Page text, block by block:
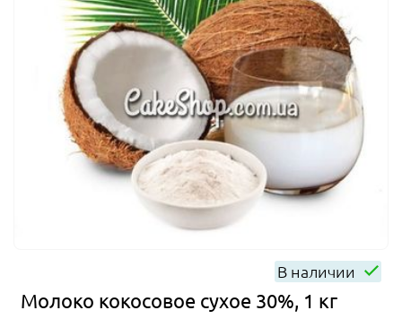
В наличии
Молоко кокосовое сухое 30%, 1 кг